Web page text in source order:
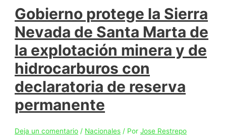
Gobierno protege la Sierra
Nevada de Santa Marta de
la explotación minera y de
hidrocarburos con
declaratoria de reserva
permanente
Deja un comentario / Nacionales / PorJose Restrepo